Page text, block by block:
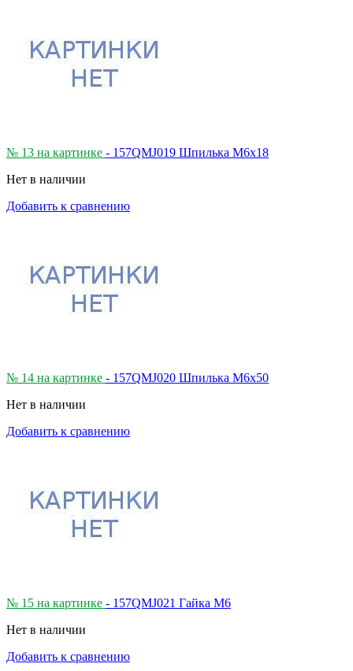
№ 13 на картинке - 157QMJ019 Шпилька М6х18
Нет в наличии
Добавить к сравнению
№ 14 на картинке - 157QMJ020 Шпилька М6х50
Нет в наличии
Добавить к сравнению
№ 15 на картинке - 157QMJ021 Гайка М6
Нет в наличии
Добавить к сравнению